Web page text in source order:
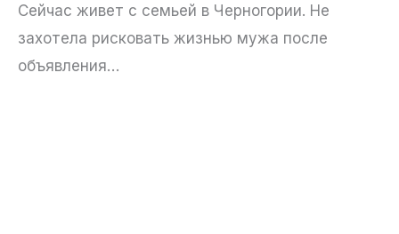
Сейчас живет с семьей в Черногории. Не
захотела рисковать жизнью мужа после
объявления…